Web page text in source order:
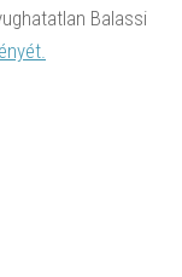
Balassi